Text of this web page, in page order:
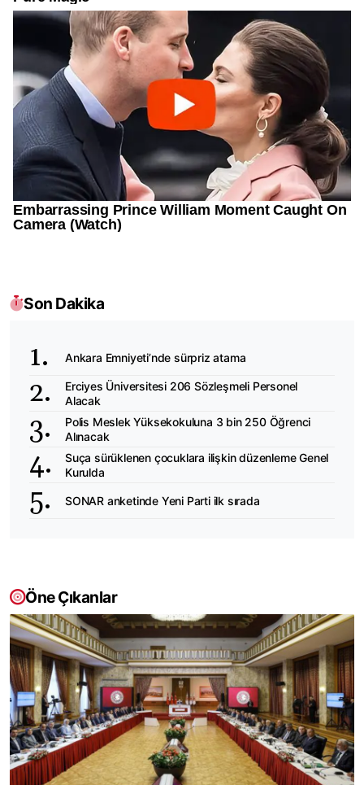
Son Dakika
Ankara Emniyeti’nde sürpriz atama
Erciyes Üniversitesi 206 Sözleşmeli Personel
Alacak
Polis Meslek Yüksekokuluna 3 bin 250 Öğrenci
Alınacak
Suça sürüklenen çocuklara ilişkin düzenleme Genel
Kurulda
SONAR anketinde Yeni Parti ilk sırada
Öne Çıkanlar